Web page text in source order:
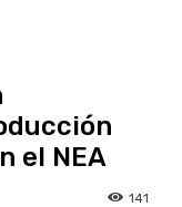
el NEA
141